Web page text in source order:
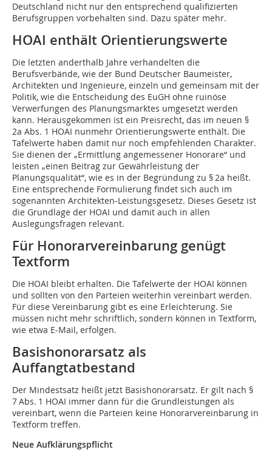
Deutschland nicht nur den entsprechend qualifizierten
Berufsgruppen vorbehalten sind. Dazu später mehr.
HOAI enthält Orientierungswerte
Die letzten anderthalb Jahre verhandelten die
Berufsverbände, wie der Bund Deutscher Bau­meis­­ter,
Architekten und Ingenieure, einzeln und gemeinsam mit der
Politik, wie die Entscheidung des EuGH ohne ruinöse
Verwerfungen des Planungsmarktes umgesetzt werden
kann. Herausgekommen ist ein Preisrecht, das im neuen §
2a Abs. 1 HOAI nunmehr Orientierungswerte enthält. Die
Tafelwerte haben damit nur noch empfehlenden Charakter.
Sie dienen der „Ermittlung angemessener Honorare“ und
leisten „einen Beitrag zur Gewährleistung der
Planungsqualität“, wie es in der Begründung zu § 2a heißt.
Eine entsprechende Formulierung findet sich auch im
sogenannten Architekten-Leistungsgesetz. Dieses Gesetz ist
die Grundlage der HOAI und damit auch in allen
Auslegungsfragen relevant.
Für Honorarvereinbarung genügt
Textform
Die HOAI bleibt erhalten. Die Tafelwerte der HOAI können
und sollten von den Parteien weiterhin vereinbart werden.
Für diese Vereinbarung gibt es eine Erleichterung. Sie
müssen nicht mehr schriftlich, sondern können in Textform,
wie etwa E-Mail, erfolgen.
Basishonorarsatz als
Auffangtatbestand
Der Mindestsatz heißt jetzt Basishonorarsatz. Er gilt nach §
7 Abs. 1 HOAI immer dann für die Grundleistungen als
vereinbart, wenn die Parteien keine Honorarvereinbarung in
Textform treffen.
Neue Aufklärungspflicht